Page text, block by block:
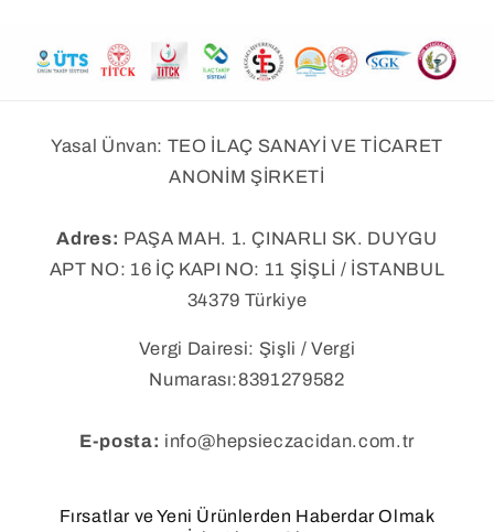
Yasal Ünvan: TEO İLAÇ SANAYİ VE TİCARET
ANONİM ŞİRKETİ
Adres: PAŞA MAH. 1. ÇINARLI SK. DUYGU
APT NO: 16 İÇ KAPI NO: 11 ŞİŞLİ / İSTANBUL
34379 Türkiye
Vergi Dairesi: Şişli / Vergi
Numarası:8391279582
E-posta: info@hepsieczacidan.com.tr
Fırsatlar ve Yeni Ürünlerden Haberdar Olmak